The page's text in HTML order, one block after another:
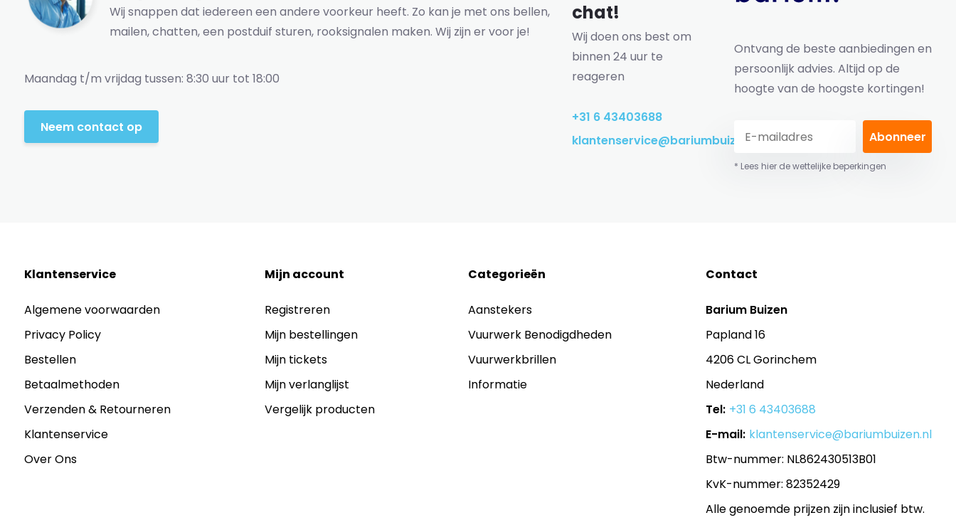
Wij snappen dat iedereen een andere voorkeur heeft. Zo kan je met ons bellen,
mailen, chatten, een postduif sturen, rooksignalen maken. Wij zijn er voor je!
Maandag t/m vrijdag tussen: 8:30 uur tot 18:00
Neem contact op
chat!
Wij doen ons best om
binnen 24 uur te
reageren
+31 6 43403688
klantenservice@bariumbuizen.nl
Ontvang de beste aanbiedingen en
persoonlijk advies. Altijd op de
hoogte van de hoogste kortingen!
Abonneer
* Lees hier de wettelijke beperkingen
Klantenservice
Algemene voorwaarden
Privacy Policy
Bestellen
Betaalmethoden
Verzenden & Retourneren
Klantenservice
Over Ons
Mijn account
Registreren
Mijn bestellingen
Mijn tickets
Mijn verlanglijst
Vergelijk producten
Categorieën
Aanstekers
Vuurwerk Benodigdheden
Vuurwerkbrillen
Informatie
Contact
Barium Buizen
Papland 16
4206 CL Gorinchem
Nederland
Tel: +31 6 43403688
E-mail: klantenservice@bariumbuizen.nl
Btw-nummer: NL862430513B01
KvK-nummer: 82352429
Alle genoemde prijzen zijn inclusief btw.